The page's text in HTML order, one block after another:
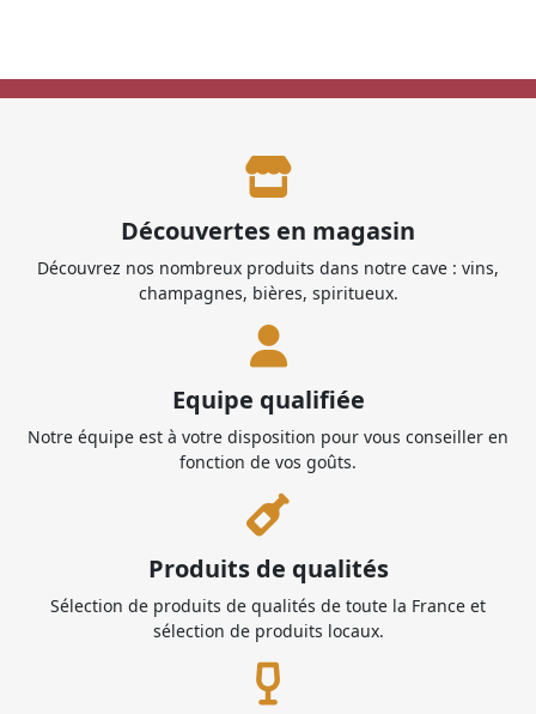
Découvertes en magasin
Découvrez nos nombreux produits dans notre cave : vins,
champagnes, bières, spiritueux.
Equipe qualifiée
Notre équipe est à votre disposition pour vous conseiller en
fonction de vos goûts.
Produits de qualités
Sélection de produits de qualités de toute la France et
sélection de produits locaux.